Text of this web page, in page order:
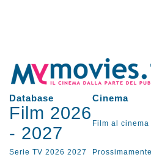
Database Cinema
Film 2026
- 2027 Film al cinema
Serie TV 2026 2027 Prossimamente